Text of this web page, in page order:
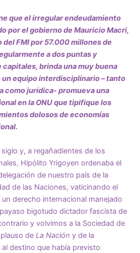
que el irregular endeudamiento
por el gobierno de Mauricio Macri,
FMI por 57.000 millones de
a dos puntas y
capitales, brinda una muy buena
equipo interdisciplinario – tanto
como jurídica- promueva una
en la ONU que tipifique los
dolosos de economías
y, a regañadientes de los
Hipólito Yrigoyen ordenaba el
de nuestro país de la
de las Naciones, vaticinando el
derecho internacional manejado
bigotudo dictador fascista de
y volvimos a la Sociedad de
de La Nación y de la
destino que había previsto